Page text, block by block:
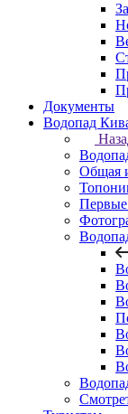
Документы
Водопад
Общая
Первые